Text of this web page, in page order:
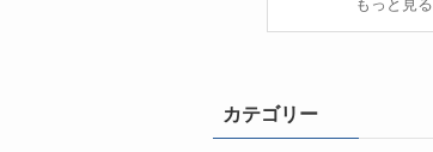
もっと見る
カテゴリー